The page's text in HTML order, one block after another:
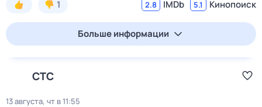
1 2.8 IMDb 5.1 Кинопоиск
Больше информации
СТС
13 августа, чт в 11:55